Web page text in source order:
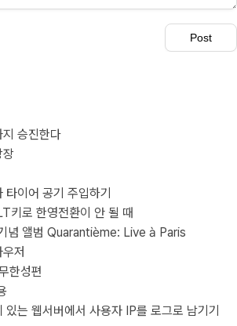
승진한다
장
이어 공기 주입하기
키로 한영전환이 안 될 때
념 앨범 Quarantième: Live à Paris
저
한성편
는 웹서버에서 사용자 IP를 로그로 남기기